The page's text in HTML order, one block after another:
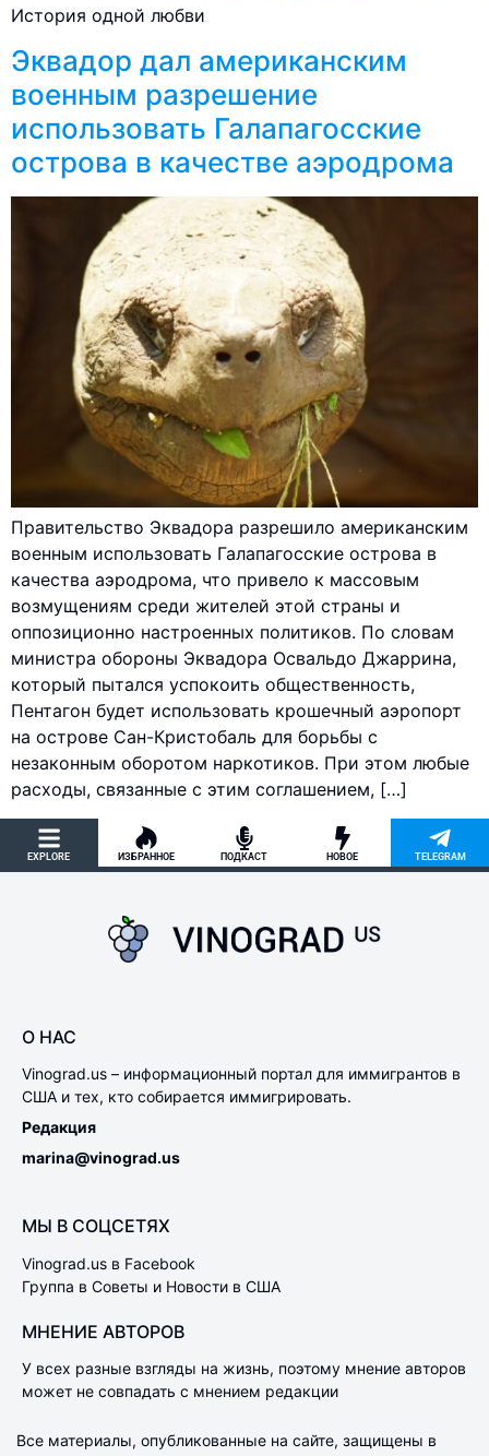
История одной любви
Эквадор дал американским
военным разрешение
использовать Галапагосские
острова в качестве аэродрома
Правительство Эквадора разрешило американским
военным использовать Галапагосские острова в
качества аэродрома, что привело к массовым
возмущениям среди жителей этой страны и
оппозиционно настроенных политиков. По словам
министра обороны Эквадора Освальдо Джаррина,
который пытался успокоить общественность,
Пентагон будет использовать крошечный аэропорт
на острове Сан-Кристобаль для борьбы с
незаконным оборотом наркотиков. При этом любые
расходы, связанные с этим соглашением, […]
EXPLORE ИЗБРАННОЕ ПОДКАСТ НОВОЕ TELEGRAM
О НАС
Vinograd.us – информационный портал для иммигрантов в
США и тех, кто собирается иммигрировать.
Редакция
marina@vinograd.us
МЫ В СОЦСЕТЯХ
Vinograd.us в Facebook
Группа в Советы и Новости в США
МНЕНИЕ АВТОРОВ
У всех разные взгляды на жизнь, поэтому мнение авторов
может не совпадать с мнением редакции
Все материалы, опубликованные на сайте, защищены в